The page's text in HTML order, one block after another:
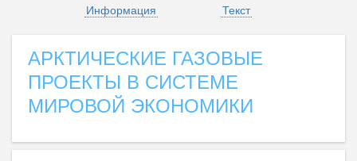
Информация Текст
АРКТИЧЕСКИЕ ГАЗОВЫЕ
ПРОЕКТЫ В СИСТЕМЕ
МИРОВОЙ ЭКОНОМИКИ